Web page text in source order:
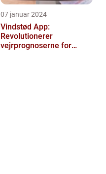
07 januar 2024
Vindstød App:
Revolutionerer
vejrprognoserne for